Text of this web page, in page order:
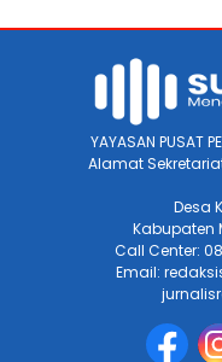
YAYASAN PUSAT
Alamat Sekretariat
Desa
Kabupaten
Call Center:
Email: